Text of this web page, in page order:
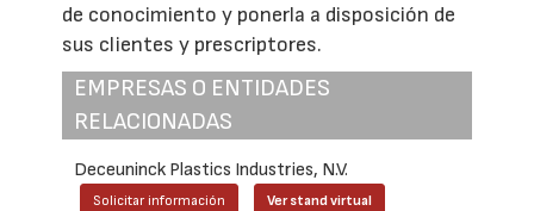
de conocimiento y ponerla a disposición de
sus clientes y prescriptores.
EMPRESAS O ENTIDADES
RELACIONADAS
Deceuninck Plastics Industries, N.V.
Solicitar información Ver stand virtual